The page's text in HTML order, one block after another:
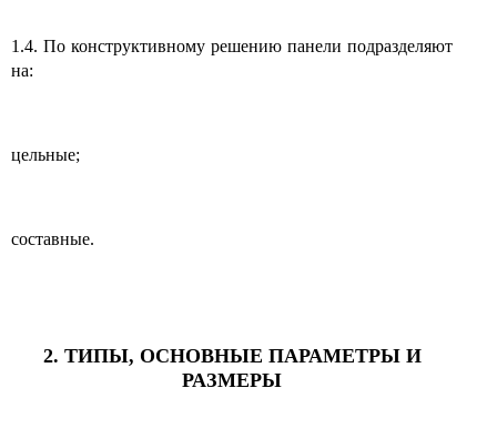
1.4. По конструктивному решению панели подразделяют
на:
цельные;
составные.
2. ТИПЫ, ОСНОВНЫЕ ПАРАМЕТРЫ И
РАЗМЕРЫ